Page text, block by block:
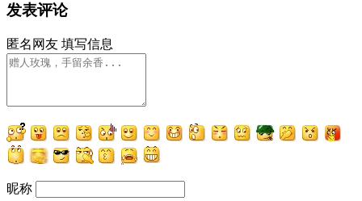
发表评论
匿名网友 填写信息
昵称